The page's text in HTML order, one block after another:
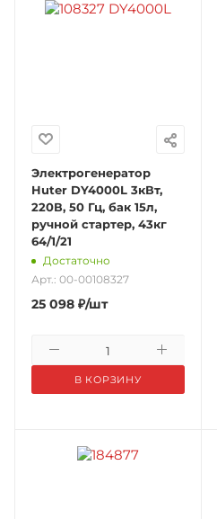
Электрогенератор
Huter DY4000L 3кВт,
220В, 50 Гц, бак 15л,
ручной стартер, 43кг
64/1/21
Достаточно
Арт.: 00-00108327
25 098 ₽/шт
В КОРЗИНУ